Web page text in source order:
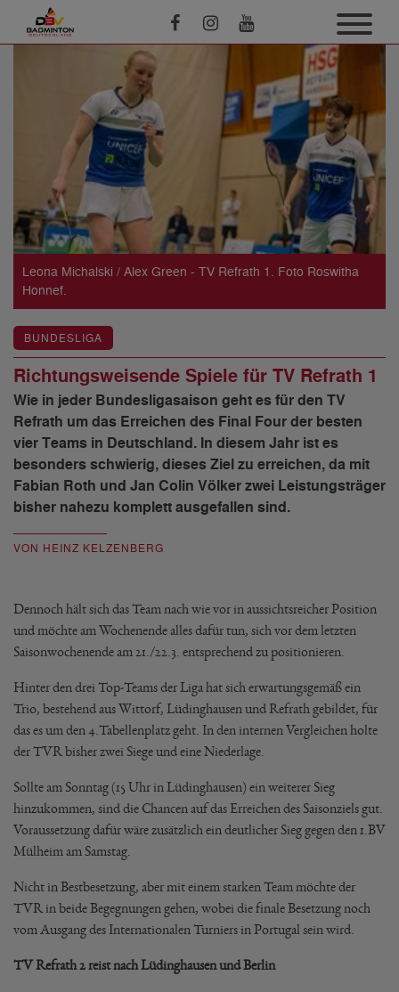
Leona Michalski / Alex Green - TV Refrath 1. Foto Roswitha
Honnef.
BUNDESLIGA
Richtungsweisende Spiele für TV Refrath 1
Wie in jeder Bundesligasaison geht es für den TV
Refrath um das Erreichen des Final Four der besten
vier Teams in Deutschland. In diesem Jahr ist es
besonders schwierig, dieses Ziel zu erreichen, da mit
Fabian Roth und Jan Colin Völker zwei Leistungsträger
bisher nahezu komplett ausgefallen sind.
VON HEINZ KELZENBERG
Dennoch hält sich das Team nach wie vor in aussichtsreicher Position
und möchte am Wochenende alles dafür tun, sich vor dem letzten
Saisonwochenende am 21./22.3. entsprechend zu positionieren.
Hinter den drei Top-Teams der Liga hat sich erwartungsgemäß ein
Trio, bestehend aus Wittorf, Lüdinghausen und Refrath gebildet, für
das es um den 4.Tabellenplatz geht. In den internen Vergleichen holte
der TVR bisher zwei Siege und eine Niederlage.
Sollte am Sonntag (15 Uhr in Lüdinghausen) ein weiterer Sieg
hinzukommen, sind die Chancen auf das Erreichen des Saisonziels gut.
Voraussetzung dafür wäre zusätzlich ein deutlicher Sieg gegen den 1.BV
Mülheim am Samstag.
Nicht in Bestbesetzung, aber mit einem starken Team möchte der
TVR in beide Begegnungen gehen, wobei die finale Besetzung noch
vom Ausgang des Internationalen Turniers in Portugal sein wird.
TV Refrath 2 reist nach Lüdinghausen und Berlin